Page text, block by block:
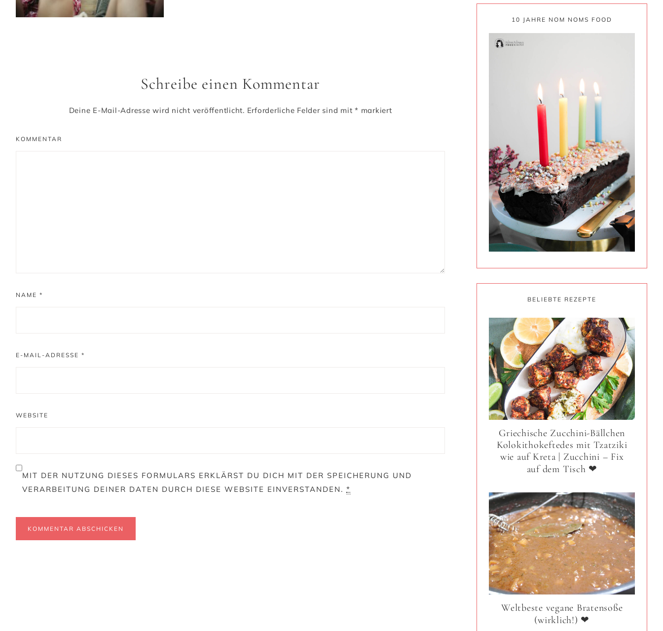
Schreibe einen Kommentar
Deine E-Mail-Adresse wird nicht veröffentlicht. Erforderliche Felder sind mit* markiert
KOMMENTAR
NAME *
E-MAIL-ADRESSE *
WEBSITE
MIT DER NUTZUNG DIESES FORMULARS ERKLÄRST DU DICH MIT DER SPEICHERUNG UND
VERARBEITUNG DEINER DATEN DURCH DIESE WEBSITE EINVERSTANDEN. *
10 JAHRE NOM NOMS FOOD
BELIEBTE REZEPTE
Griechische Zucchini-Bällchen
Kolokithokeftedes mit Tzatziki
wie auf Kreta | Zucchini – Fix
auf dem Tisch ❤
Weltbeste vegane Bratensoße
(wirklich!) ❤